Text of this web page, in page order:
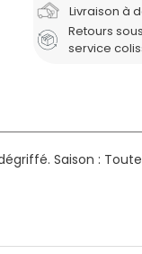
Livraison à
Retours
service
Saison :